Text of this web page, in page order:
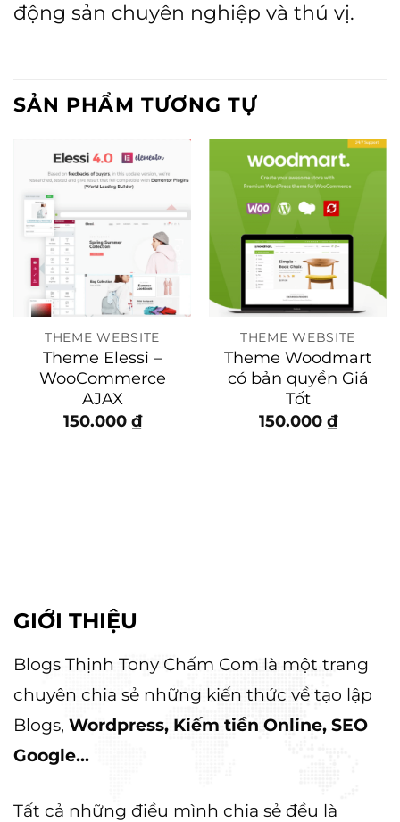
động sản chuyên nghiệp và thú vị.
SẢN PHẨM TƯƠNG TỰ
THEME WEBSITE
Theme Elessi –
WooCommerce
AJAX
150.000 ₫
THEME WEBSITE
Theme Woodmart
có bản quyền Giá
Tốt
150.000 ₫
GIỚI THIỆU
Blogs Thịnh Tony Chấm Com là một trang
chuyên chia sẻ những kiến thức về tạo lập
Blogs, Wordpress, Kiếm tiền Online, SEO
Google...
Tất cả những điều mình chia sẻ đều là